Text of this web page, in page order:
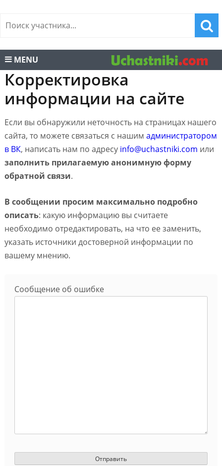
MENU
Корректировка
информации на сайте
Если вы обнаружили неточность на страницах нашего
сайта, то можете связаться с нашим администратором
в ВК, написать нам по адресу info@uchastniki.com или
заполнить прилагаемую анонимную форму
обратной связи.
В сообщении просим максимально подробно
описать: какую информацию вы считаете
необходимо отредактировать, на что ее заменить,
указать источники достоверной информации по
вашему мнению.
Сообщение об ошибке